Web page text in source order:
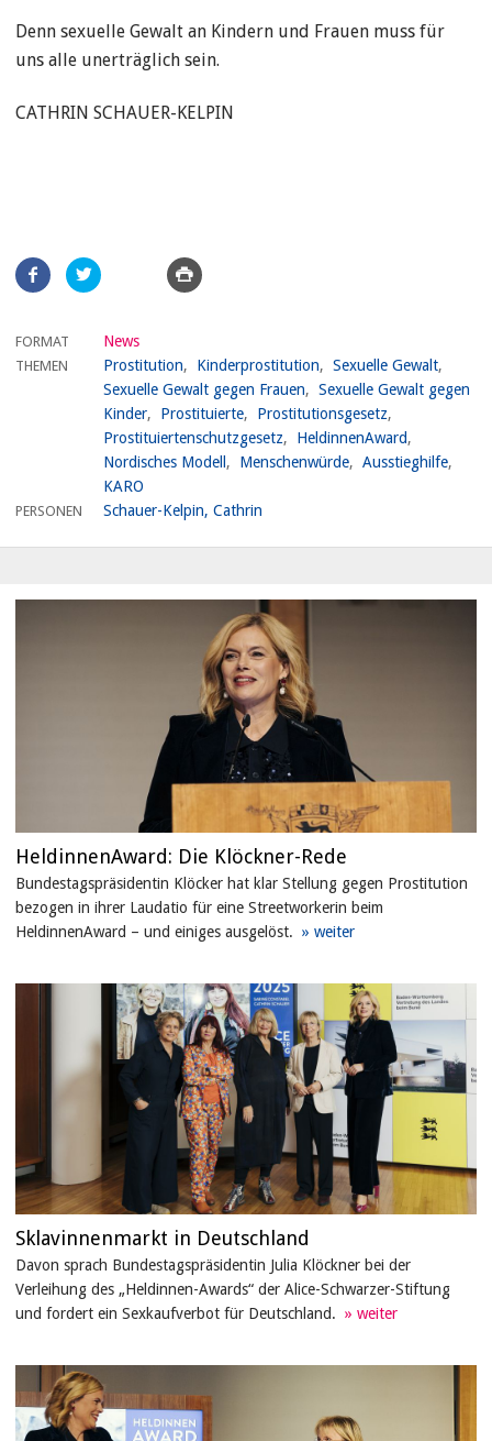
Denn sexuelle Gewalt an Kindern und Frauen muss für
uns alle unerträglich sein.
CATHRIN SCHAUER-KELPIN
Artikel
teilen
FORMAT News
THEMEN Prostitution Kinderprostitution
Sexuelle Gewalt
Sexuelle Gewalt gegen Frauen
Sexuelle Gewalt gegen
Kinder
Prostituierte
Prostitutionsgesetz
Prostituiertenschutzgesetz
HeldinnenAward
Nordisches Modell
Menschenwürde
Ausstieghilfe
KARO
PERSONEN Schauer-Kelpin, Cathrin
HeldinnenAward: Die Klöckner-Rede
Bundestagspräsidentin Klöcker hat klar Stellung gegen Prostitution
bezogen in ihrer Laudatio für eine Streetworkerin beim
HeldinnenAward – und einiges ausgelöst.
Sklavinnenmarkt in Deutschland
Davon sprach Bundestagspräsidentin Julia Klöckner bei der
Verleihung des „Heldinnen-Awards“ der Alice-Schwarzer-Stiftung
und fordert ein Sexkaufverbot für Deutschland.